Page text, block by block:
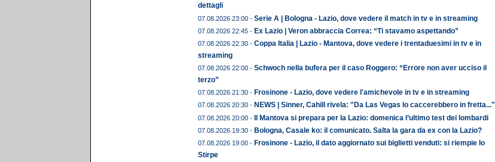
dettagli
07.08.2026 23:00 - Serie A | Bologna - Lazio, dove vedere il match in tv e in streaming
07.08.2026 22:45 - Ex Lazio | Veron abbraccia Correa: “Ti stavamo aspettando”
07.08.2026 22:30 - Coppa Italia | Lazio - Mantova, dove vedere i trentaduesimi in tv e in
streaming
07.08.2026 22:00 - Schwoch nella bufera per il caso Roggero: “Errore non aver ucciso il
terzo”
07.08.2026 21:30 - Frosinone - Lazio, dove vedere l'amichevole in tv e in streaming
07.08.2026 20:30 - NEWS | Sinner, Cahill rivela: "Da Las Vegas lo caccerebbero in fretta..."
07.08.2026 20:00 - Il Mantova si prepara per la Lazio: domenica l’ultimo test dei lombardi
07.08.2026 19:30 - Bologna, Casale ko: il comunicato. Salta la gara da ex con la Lazio?
07.08.2026 19:00 - Frosinone - Lazio, il dato aggiornato sui biglietti venduti: si riempie lo
Stirpe